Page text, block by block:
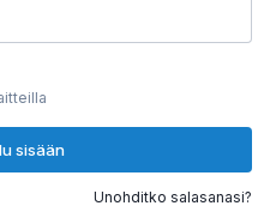
sisään
Unohditko salasanasi?